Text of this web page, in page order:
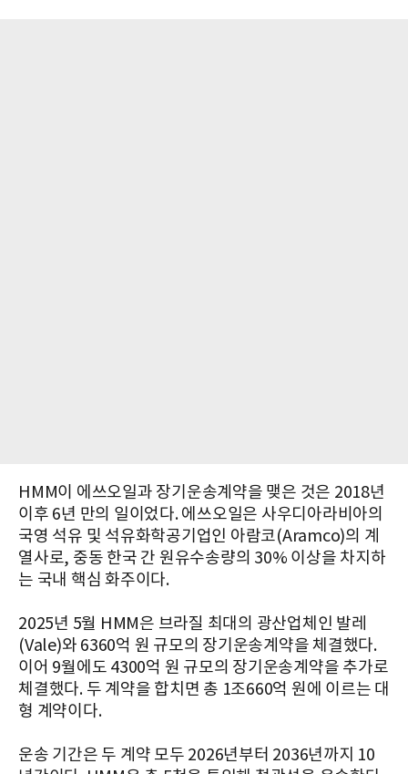
HMM이 에쓰오일과 장기운송계약을 맺은 것은 2018년
이후 6년 만의 일이었다. 에쓰오일은 사우디아라비아의
국영 석유 및 석유화학공기업인 아람코(Aramco)의 계
열사로, 중동 한국 간 원유수송량의 30% 이상을 차지하
는 국내 핵심 화주이다.
2025년 5월 HMM은 브라질 최대의 광산업체인 발레
(Vale)와 6360억 원 규모의 장기운송계약을 체결했다.
이어 9월에도 4300억 원 규모의 장기운송계약을 추가로
체결했다. 두 계약을 합치면 총 1조660억 원에 이르는 대
형 계약이다.
운송 기간은 두 계약 모두 2026년부터 2036년까지 10